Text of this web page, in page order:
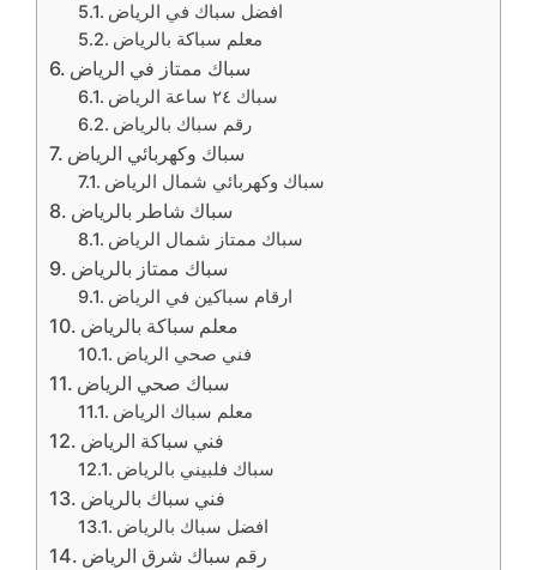
افضل سباك في الرياض
معلم سباكة بالرياض
سباك ممتاز في الرياض
سباك ٢٤ ساعة الرياض
رقم سباك بالرياض
سباك وكهربائي الرياض
سباك وكهربائي شمال الرياض
سباك شاطر بالرياض
سباك ممتاز شمال الرياض
سباك ممتاز بالرياض
ارقام سباكين في الرياض
معلم سباكة بالرياض
فني صحي الرياض
سباك صحي الرياض
فني سباكة الرياض
سباك فلبيني بالرياض
فني سباك بالرياض
افضل سباك بالرياض
رقم سباك شرق الرياض